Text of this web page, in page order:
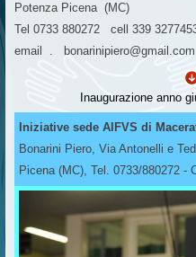
Potenza Picena (MC)
Tel 0733 880272 cell 339
email . bonarinipiero@gmail.com
Inaugurazione anno
Iniziative sede AIFVS di
Bonarini Piero, Via Antonelli e
Picena (MC), Tel. 0733/880272 -